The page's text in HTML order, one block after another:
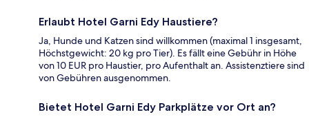
Erlaubt Hotel Garni Edy Haustiere?
Ja, Hunde und Katzen sind willkommen (maximal 1 insgesamt,
Höchstgewicht: 20 kg pro Tier). Es fällt eine Gebühr in Höhe
von 10 EUR pro Haustier, pro Aufenthalt an. Assistenztiere sind
von Gebühren ausgenommen.
Bietet Hotel Garni Edy Parkplätze vor Ort an?